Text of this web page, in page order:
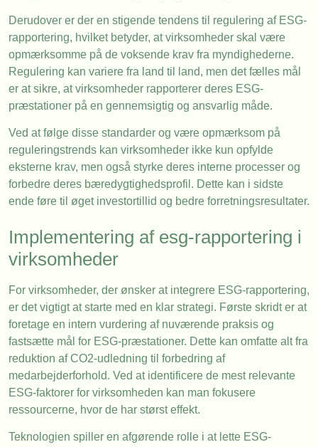
Derudover er der en stigende tendens til regulering af ESG-
rapportering, hvilket betyder, at virksomheder skal være
opmærksomme på de voksende krav fra myndighederne.
Regulering kan variere fra land til land, men det fælles mål
er at sikre, at virksomheder rapporterer deres ESG-
præstationer på en gennemsigtig og ansvarlig måde.
Ved at følge disse standarder og være opmærksom på
reguleringstrends kan virksomheder ikke kun opfylde
eksterne krav, men også styrke deres interne processer og
forbedre deres bæredygtighedsprofil. Dette kan i sidste
ende føre til øget investortillid og bedre forretningsresultater.
Implementering af esg-rapportering i
virksomheder
For virksomheder, der ønsker at integrere ESG-rapportering,
er det vigtigt at starte med en klar strategi. Første skridt er at
foretage en intern vurdering af nuværende praksis og
fastsætte mål for ESG-præstationer. Dette kan omfatte alt fra
reduktion af CO2-udledning til forbedring af
medarbejderforhold. Ved at identificere de mest relevante
ESG-faktorer for virksomheden kan man fokusere
ressourcerne, hvor de har størst effekt.
Teknologien spiller en afgørende rolle i at lette ESG-